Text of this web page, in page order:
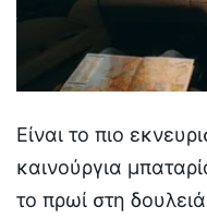
Είναι το πιο
καινούργια
το πρωί στη